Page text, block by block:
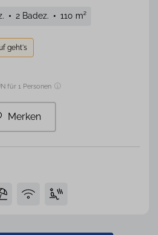
2 Badez. 110 m²
für 1 Personen
Merken